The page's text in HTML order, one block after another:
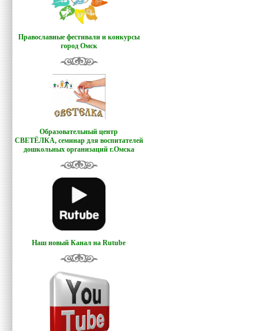
Православные фестивали и конкурсы
город Омск
Образовательный центр
СВЕТЁЛКА, семинар для воспитателей
дошкольных организаций г.Омска
Наш новый Канал на Rutube